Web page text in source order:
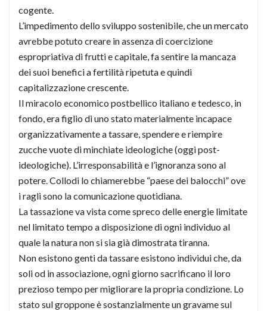
cogente.
L’impedimento dello sviluppo sostenibile, che un mercato
avrebbe potuto creare in assenza di coercizione
espropriativa di frutti e capitale, fa sentire la mancaza
dei suoi benefici a fertilità ripetuta e quindi
capitalizzazione crescente.
Il miracolo economico postbellico italiano e tedesco, in
fondo, era figlio di uno stato materialmente incapace
organizzativamente a tassare, spendere e riempire
zucche vuote di minchiate ideologiche (oggi post-
ideologiche). L’irresponsabilità e l’ignoranza sono al
potere. Collodi lo chiamerebbe “paese dei balocchi” ove
i ragli sono la comunicazione quotidiana.
La tassazione va vista come spreco delle energie limitate
nel limitato tempo a disposizione di ogni individuo al
quale la natura non si sia già dimostrata tiranna.
Non esistono genti da tassare esistono individui che, da
soli od in associazione, ogni giorno sacrificano il loro
prezioso tempo per migliorare la propria condizione. Lo
stato sul groppone è sostanzialmente un gravame sul